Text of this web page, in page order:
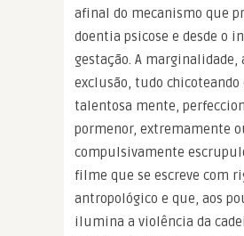
afinal do mecanismo que
doentia psicose e desde o
gestação. A marginalidade,
exclusão, tudo
talentosa mente,
pormenor, extremamente
compulsivamente
filme que se escreve com
antropológico e que, aos
ilumina a violência da